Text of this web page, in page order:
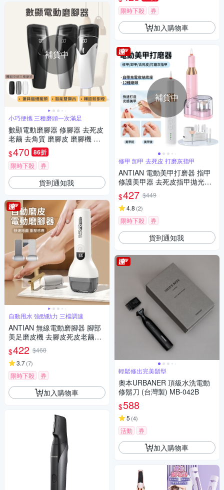
補貨中
小巧便攜 三種磨頭一次滿足
數顯電動磨腳器 修腳器 去死皮
老繭 去角質 磨腳皮 磨腳機 修
足機 磨腳皮神器 自動磨腳皮 磨
足機 去老繭
$470 86折
限時下殺 券
貨到通知我
自動甩水 強勁動力 三檔調速
ANTIAN 無線電動磨腳器 腳部
美足磨皮機 去腳皮死皮老繭修
足機 足部護理打磨刮腳底皮機
$422 $468
3.7(7)
限時下殺 券
加入購物車
限時下殺 券
加入購物車
補貨中
修甲 卸甲 去死皮 打磨灰指甲
ANTIAN 電動美甲打磨器 指甲
修護美甲器 去死皮指甲拋光機
便攜式小型磨甲機 附充電底座
$427 $449
4.8 (2)
限時下殺 券
貨到通知我
輕鬆修出完美鬍型
奧本URBANER 頂級水洗電動
修鬍刀 (台灣製) MB-042B
$588
5 (4)
活動 券
加入購物車